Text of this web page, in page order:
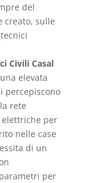
del
creato, sulle
Civili Casal
elevata
percepiscono
rete
per
nelle case
di un
per